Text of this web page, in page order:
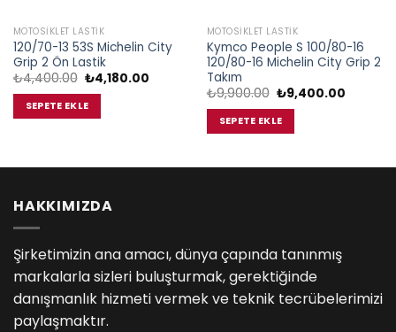
MOTOSIKLET LASTIK
120/70-13 53S Michelin City
Grip 2 Ön Lastik
₺4,400.00 Orijinal
fiyat:
₺4,400.00.
₺4,180.00Şu
₺4,180.00.
SEPETE EKLE
MOTOSIKLET LASTIK
Kymco People S 100/80-16
120/80-16 Michelin City Grip 2
Takım
₺9,900.00 Orijinal
fiyat:
₺9,900.00.
₺9,400.00Şu
SEPETE EKLE
HAKKIMIZDA
Şirketimizin ana amacı, dünya çapında tanınmış
markalarla sizleri buluşturmak, gerektiğinde
danışmanlık hizmeti vermek ve teknik tecrübelerimizi
paylaşmaktır.